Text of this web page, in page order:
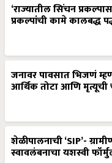
‘राज्यातील सिंचन
प्रकल्पांची कामे कालबद्ध
जनावर पावसात भिजणं
आर्थिक तोटा आणि मृत्यूची
शेळीपालनाची ‘SIP’-
स्वावलंबनाचा यशस्वी